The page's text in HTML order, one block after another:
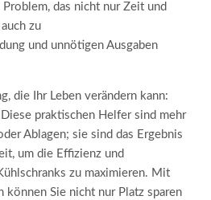
das nicht nur Zeit und
zu
und unnötigen Ausgaben
die Ihr Leben verändern kann:
praktischen Helfer sind mehr
Ablagen; sie sind das Ergebnis
um die Effizienz und
zu maximieren. Mit
können Sie nicht nur Platz sparen